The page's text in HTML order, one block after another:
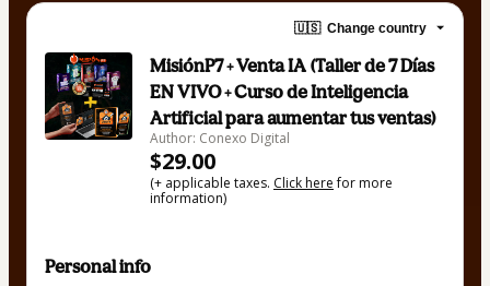
🇺🇸 Change country
MisiónP7 + Venta IA (Taller de 7 Días
EN VIVO + Curso de Inteligencia
Artificial para aumentar tus ventas)
Author: Conexo Digital
$29.00
(+ applicable taxes. Click herefor more
information)
Personal info